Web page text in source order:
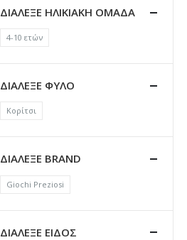
ΔΙΑΛΕΞΕ ΗΛΙΚΙΑΚΗ ΟΜΑΔΑ
4-10 ετών
ΔΙΑΛΕΞΕ ΦΥΛΟ
Κορίτσι
ΔΙΑΛΕΞΕ BRAND
Giochi Preziosi
ΔΙΑΛΕΞΕ ΕΙΔΟΣ